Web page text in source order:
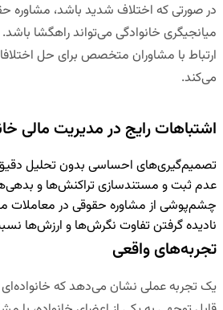
در صورتی که اختلاف شدید باشد، مشاوره
میانجیگری خانوادگی می‌تواند راهگشا
ارتباط با مشاوران متخصص برای حل
می‌کند.
اشتباهات رایج در مدیریت مالی
تصمیم‌گیری‌های احساسی بدون تحلیل
عدم ثبت و مستندسازی تراکنش‌ها و
چشم‌پوشی از مشاوره حقوقی در معاملات
نادیده گرفتن تفاوت نگرش‌ها و ارزش‌ها
تجربه‌های واقعی
یک تجربه عملی نشان می‌دهد که